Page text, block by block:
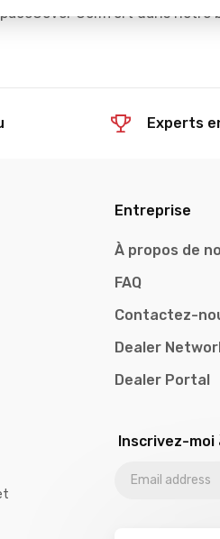
Comfort dans notre
Experts
Entreprise
À propos de
FAQ
Contactez-
Dealer
Dealer Portal
Inscrivez-